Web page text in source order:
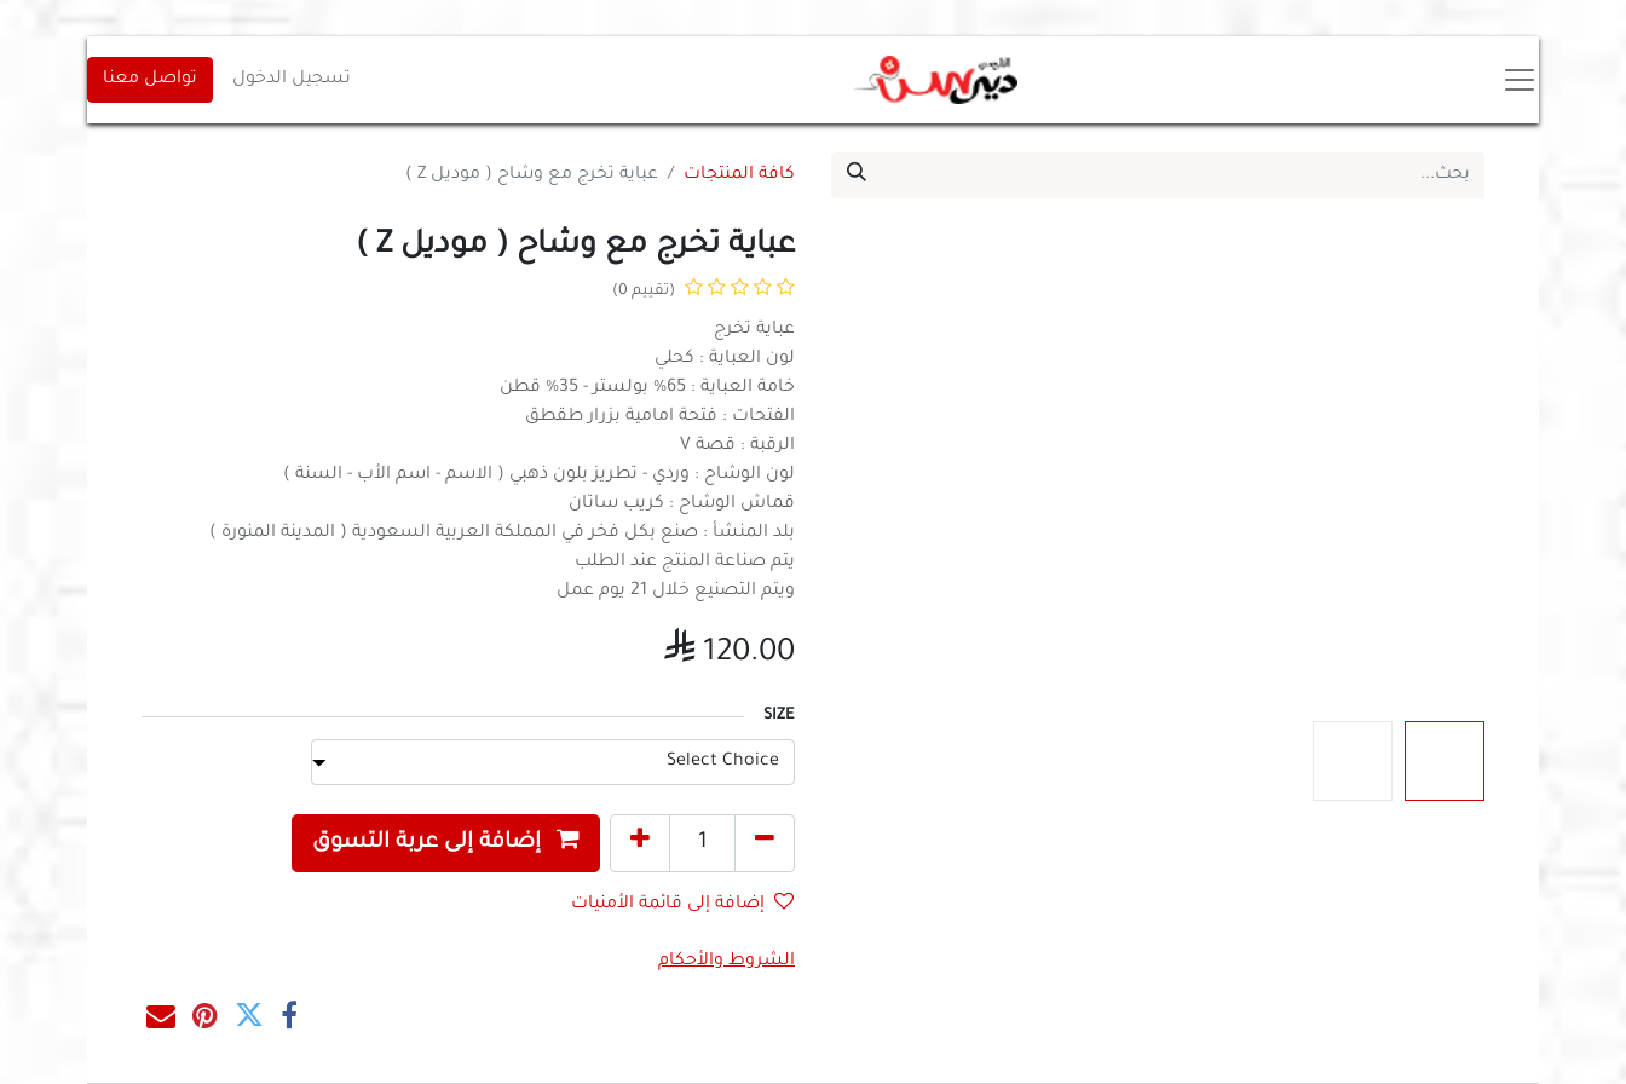
تسجيل الدخول تواصل معنا
كافة المنتجات عباية تخرج مع وشاح ( موديل Z )
عباية تخرج مع وشاح ( موديل Z )
(تقييم 0)
عباية تخرج
لون العباية : كحلي
خامة العباية : 65% بولستر - 35% قطن
الفتحات : فتحة امامية بزرار طقطق
الرقبة : قصة V
لون الوشاح : وردي - تطريز بلون ذهبي ( الاسم - اسم الأب - السنة )
قماش الوشاح : كريب ساتان
بلد المنشأ : صنع بكل فخر في المملكة العربية السعودية ( المدينة المنورة )
يتم صناعة المنتج عند الطلب
ويتم التصنيع خلال 21 يوم عمل
120.00

SIZE
إضافة إلى عربة التسوق
إضافة إلى قائمة الأمنيات
الشروط والأحكام